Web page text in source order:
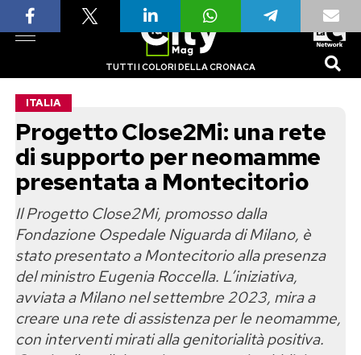
TUTTI I COLORI DELLA CRONACA
ITALIA
Progetto Close2Mi: una rete
di supporto per neomamme
presentata a Montecitorio
Il Progetto Close2Mi, promosso dalla
Fondazione Ospedale Niguarda di Milano, è
stato presentato a Montecitorio alla presenza
del ministro Eugenia Roccella. L’iniziativa,
avviata a Milano nel settembre 2023, mira a
creare una rete di assistenza per le neomamme,
con interventi mirati alla genitorialità positiva.